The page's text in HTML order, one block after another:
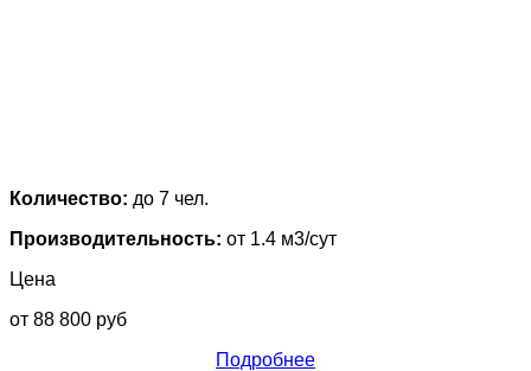
Количество: до 7 чел.
Производительность: от 1.4 м3/сут
Цена
от 88 800 руб
Подробнее